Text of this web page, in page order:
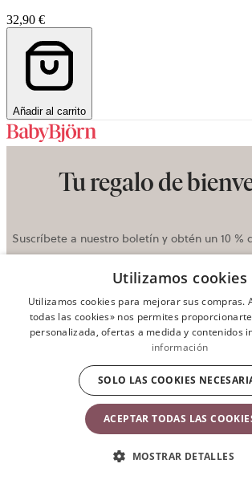
32,90 €
Añadir al carrito
Tu regalo de
Suscríbete a nuestro boletín y obtén un 10 %
pedido.
AQUÍ
Enviar
Contacto
No dudes en contactarnos si tienes alguna
Utilizamos cookies
Utilizamos cookies para mejorar sus compras.
todas las cookies» nos permites
personalizada, ofertas a medida y contenidos
información
ACEPTAR TODAS LAS
SOLO LAS COOKIES
MOSTRAR DETALLES